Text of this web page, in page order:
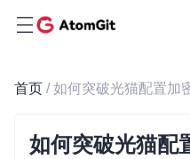
首页
如何突破光猫配